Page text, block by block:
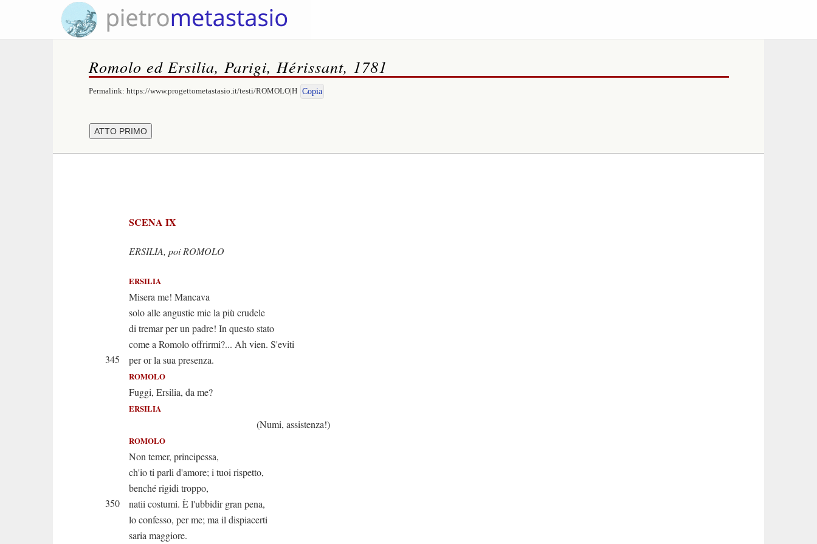
Romolo ed Ersilia, Parigi, Hérissant, 1781
Permalink: https://www.progettometastasio.it/testi/ROMOLO|H Copia
SCENA IX
ERSILIA, poi ROMOLO
ERSILIA
Misera me! Mancava
solo alle angustie mie la più crudele
di tremar per un padre! In questo stato
come a Romolo offrirmi?... Ah vien. S'eviti
345
per or la sua presenza.
ROMOLO
Fuggi, Ersilia, da me?
ERSILIA
(Numi, assistenza!)
ROMOLO
Non temer, principessa,
ch'io ti parli d'amore; i tuoi rispetto,
benché rigidi troppo,
350
natii costumi. È l'ubbidir gran pena,
lo confesso, per me; ma il dispiacerti
saria maggiore.